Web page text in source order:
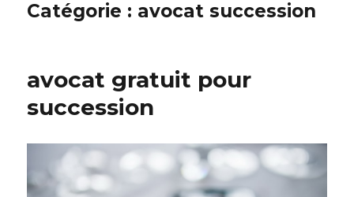
Catégorie : avocat succession
avocat gratuit pour
succession